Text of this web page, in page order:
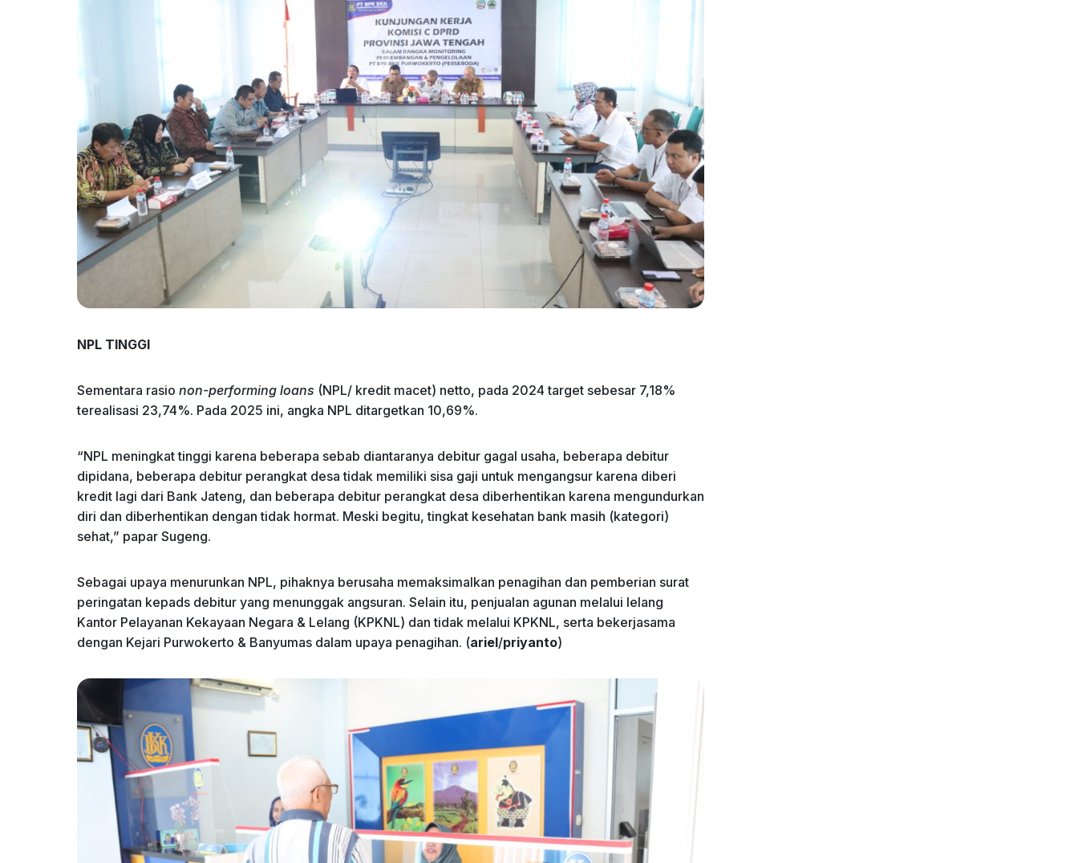
NPL TINGGI
Sementara rasio non-performing loans (NPL/ kredit macet) netto, pada 2024 target sebesar 7,18%
terealisasi 23,74%. Pada 2025 ini, angka NPL ditargetkan 10,69%.
“NPL meningkat tinggi karena beberapa sebab diantaranya debitur gagal usaha, beberapa debitur
dipidana, beberapa debitur perangkat desa tidak memiliki sisa gaji untuk mengangsur karena diberi
kredit lagi dari Bank Jateng, dan beberapa debitur perangkat desa diberhentikan karena mengundurkan
diri dan diberhentikan dengan tidak hormat. Meski begitu, tingkat kesehatan bank masih (kategori)
sehat,” papar Sugeng.
Sebagai upaya menurunkan NPL, pihaknya berusaha memaksimalkan penagihan dan pemberian surat
peringatan kepads debitur yang menunggak angsuran. Selain itu, penjualan agunan melalui lelang
Kantor Pelayanan Kekayaan Negara & Lelang (KPKNL) dan tidak melalui KPKNL, serta bekerjasama
dengan Kejari Purwokerto & Banyumas dalam upaya penagihan. (ariel/priyanto)